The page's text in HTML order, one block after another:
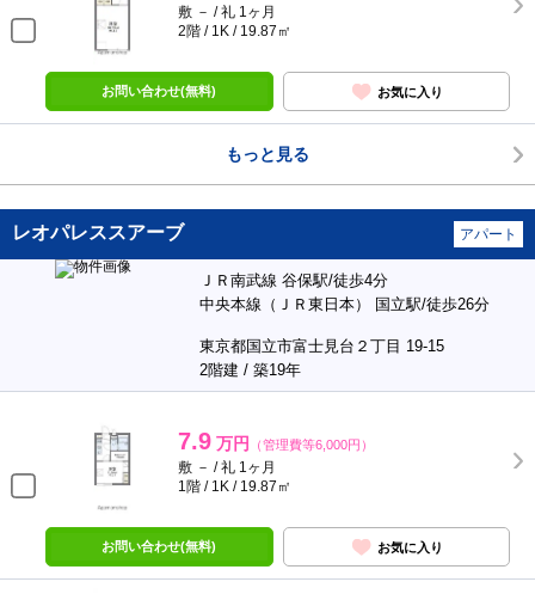
敷 － / 礼 1ヶ月
2階 / 1K / 19.87㎡
お問い合わせ(無料) お気に入り
もっと見る
レオパレススアーブ アパート
ＪＲ南武線 谷保駅/徒歩4分
中央本線（ＪＲ東日本） 国立駅/徒歩26分
東京都国立市富士見台２丁目 19-15
2階建 / 築19年
7.9 万円 （管理費等6,000円）
敷 － / 礼 1ヶ月
1階 / 1K / 19.87㎡
お問い合わせ(無料) お気に入り